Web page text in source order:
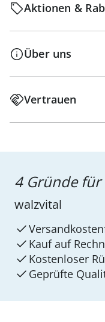
Aktionen &
Über uns
Vertrauen
4 Gründe für
walzvital
Kauf auf
Kostenloser
Geprüfte